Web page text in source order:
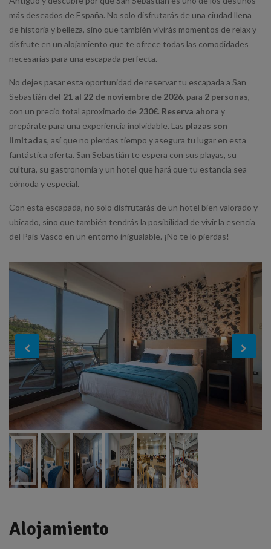
más deseados de España. No solo disfrutarás de una ciudad llena
de historia y belleza, sino que también vivirás momentos de relax y
disfrute en un alojamiento que te ofrece todas las comodidades
necesarias para una escapada perfecta.
No dejes pasar esta oportunidad de reservar tu escapada a San
Sebastián del 21 al 22 de noviembre de 2026, para 2 personas,
con un precio total aproximado de 230€. Reserva ahora y
prepárate para una experiencia inolvidable. Las plazas son
limitadas, así que no pierdas tiempo y asegura tu lugar en esta
fantástica oferta. San Sebastián te espera con sus playas, su
cultura, su gastronomía y un hotel que hará que tu estancia sea
cómoda y especial.
Con esta escapada, no solo disfrutarás de un hotel bien valorado y
ubicado, sino que también tendrás la posibilidad de vivir la esencia
del País Vasco en un entorno inigualable. ¡No te lo pierdas!
Alojamiento